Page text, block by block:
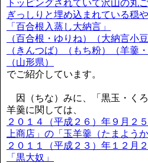
トッピングされていて沢山の丸
ぎっしりと埋め込まれている穏
「百合根入蒸し大納言」
（百合根・ゆりね）（大納言小
（きんつば）（もち粉）（羊羹
（山形県）
でご紹介しています。
因（ちな）みに、「黒玉・く
羊羹に関しては、
２０１４（平成２６）年９月２
上商店」の「玉羊羹（たまようか
２０１１（平成２３）年１２月
「黒大奴」